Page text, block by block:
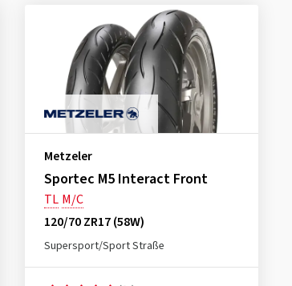
Metzeler
Sportec M5 Interact Front
TL M/C
120/70 ZR17 (58W)
Supersport/Sport Straße